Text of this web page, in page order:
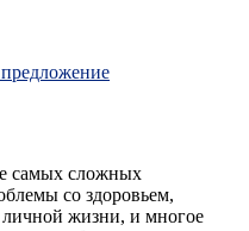
самых сложных
со здоровьем,
личной жизни, и многое